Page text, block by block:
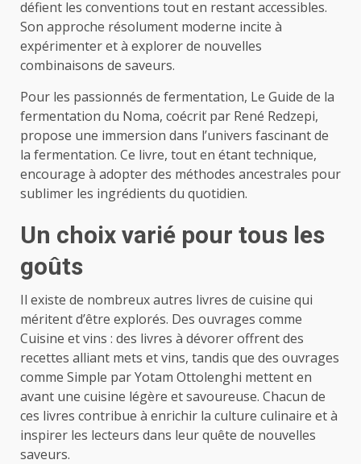
défient les conventions tout en restant accessibles.
Son approche résolument moderne incite à
expérimenter et à explorer de nouvelles
combinaisons de saveurs.
Pour les passionnés de fermentation, Le Guide de la
fermentation du Noma, coécrit par René Redzepi,
propose une immersion dans l’univers fascinant de
la fermentation. Ce livre, tout en étant technique,
encourage à adopter des méthodes ancestrales pour
sublimer les ingrédients du quotidien.
Un choix varié pour tous les
goûts
Il existe de nombreux autres livres de cuisine qui
méritent d’être explorés. Des ouvrages comme
Cuisine et vins : des livres à dévorer offrent des
recettes alliant mets et vins, tandis que des ouvrages
comme Simple par Yotam Ottolenghi mettent en
avant une cuisine légère et savoureuse. Chacun de
ces livres contribue à enrichir la culture culinaire et à
inspirer les lecteurs dans leur quête de nouvelles
saveurs.